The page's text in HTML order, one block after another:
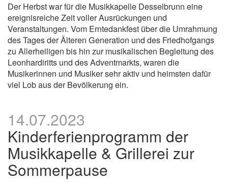
Der Herbst war für die Musikkapelle Desselbrunn eine
ereignisreiche Zeit voller Ausrückungen und
Veranstaltungen. Vom Erntedankfest über die Umrahmung
des Tages der Älteren Generation und des Friedhofgangs
zu Allerheiligen bis hin zur musikalischen Begleitung des
Leonhardiritts und des Adventmarkts, waren die
Musikerinnen und Musiker sehr aktiv und heimsten dafür
viel Lob aus der Bevölkerung ein.
14.07.2023
Kinderferienprogramm der
Musikkapelle & Grillerei zur
Sommerpause